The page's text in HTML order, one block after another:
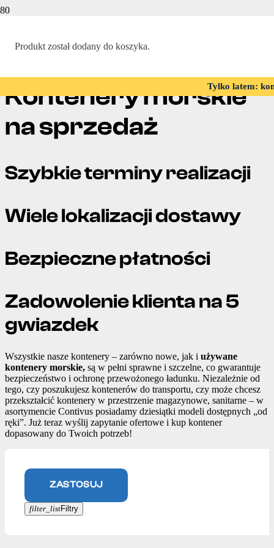
Produkt został dodany do koszyka.
Tylko latem:
Kontenery morskie
na sprzedaż
Szybkie terminy realizacji
Wiele lokalizacji dostawy
Bezpieczne płatności
Zadowolenie klienta na 5
gwiazdek
Wszystkie nasze kontenery – zarówno nowe, jak i używane
kontenery morskie, są w pełni sprawne i szczelne, co gwarantuje
bezpieczeństwo i ochronę przewożonego ładunku. Niezależnie od
tego, czy poszukujesz kontenerów do transportu, czy może chcesz
przekształcić kontenery w przestrzenie magazynowe, sanitarne – w
asortymencie Contivus posiadamy dziesiątki modeli dostępnych „od
ręki”. Już teraz wyślij zapytanie ofertowe i kup kontener
dopasowany do Twoich potrzeb!
ZASTOSUJ
filter_listFiltry